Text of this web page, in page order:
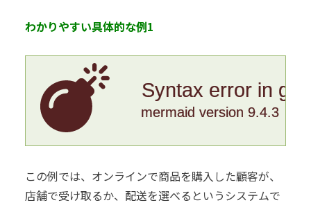
わかりやすい具体的な例1
Syntax error in
mermaid version 9.4.3
この例では、オンラインで商品を購入した顧客が、
店舗で受け取るか、配送を選べるというシステムで